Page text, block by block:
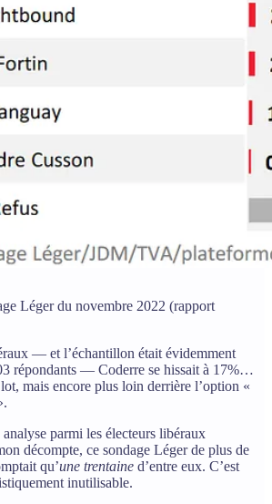
Léger du novembre 2022 (rapport
— et l’échantillon était évidemment
répondants — Coderre se hissait à 17%…
mais encore plus loin derrière l’option «
parmi les électeurs libéraux
décompte, ce sondage Léger de plus de
qu’une trentaine d’entre eux. C’est
inutilisable.